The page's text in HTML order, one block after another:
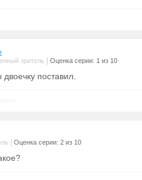
зритель Оценка серии: 1 из 10
двоечку поставил.
Оценка серии: 2 из 10